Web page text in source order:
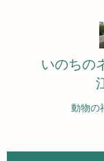
いのちの
動物の